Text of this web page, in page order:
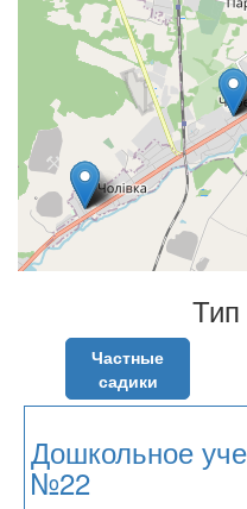
Частные
садики
Дошкольное
№22